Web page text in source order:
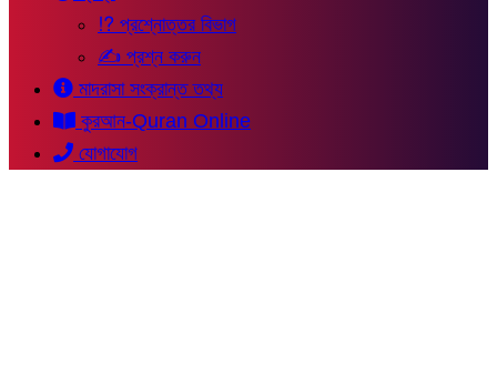
⁉ প্রশ্নোত্তর বিভাগ
✍ প্রশ্ন করুন
মাদরাসা সংক্রান্ত তথ্য
কুরআন-Quran Online
যোগাযোগ